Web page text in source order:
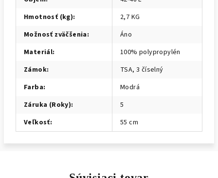
Hmotnosť (kg):
2,7 KG
Možnosť zväčšenia:
Áno
Materiál:
100% polypropylén
Zámok:
TSA, 3 číselný
Farba:
Modrá
Záruka (Roky):
5
Veľkosť: 55 cm